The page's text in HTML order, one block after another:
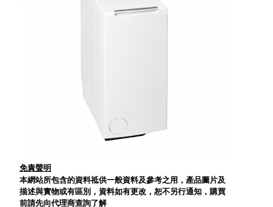
免責聲明
本網站所包含的資料祗供一般資料及參考之用，產品圖片及
描述與實物或有區別，資料如有更改，恕不另行通知，購買
前請先向代理商查詢了解